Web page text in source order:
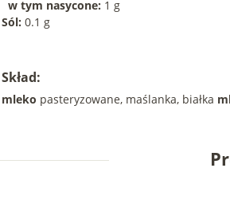
w tym nasycone: 1 g
Sól: 0.1 g
Skład:
mleko pasteryzowane, maślanka, białka